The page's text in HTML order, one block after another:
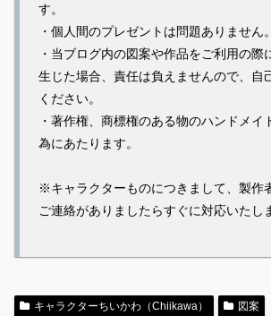
す。
・個人間のプレゼントは問題ありません。
・当ブログ内の図案や作品をご利用の際
生じた場合、責任は負えませんので、自
ください。
・著作権、商標権のある物のハンドメイ
為にあたります。
※キャラクターものにつきまして、製作
ご連絡がありましたらすぐに対応いたし
キャラクターちいかわ（Chiikawa） 図案